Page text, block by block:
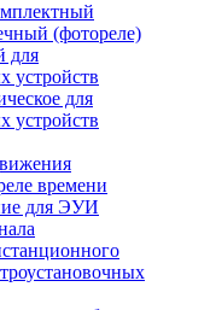
(фотореле)
для
устройств
для
устройств
времени
для ЭУИ